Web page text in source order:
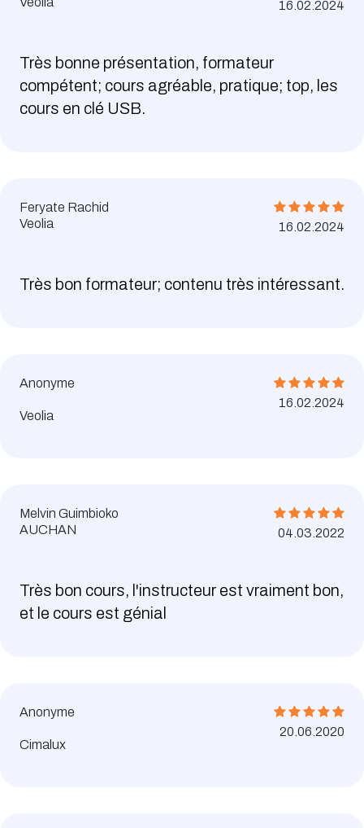
16.02.2024
Très bonne présentation, formateur
compétent; cours agréable, pratique; top, les
cours en clé USB.
Feryate Rachid
Veolia
16.02.2024
Très bon formateur; contenu très intéressant.
Anonyme
Veolia
16.02.2024
Melvin Guimbioko
AUCHAN
04.03.2022
Très bon cours, l'instructeur est vraiment bon,
et le cours est génial
Anonyme
Cimalux
20.06.2020